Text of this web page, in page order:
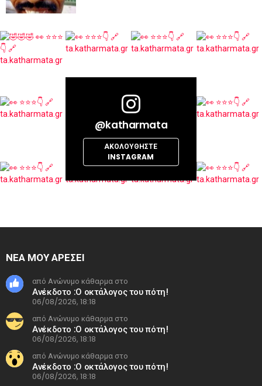
@katharmata
ΑΚΟΛΟΥΘΉΣΤΕ
INSTAGRAM
ΝΕΑ ΜΟΥ ΑΡΕΣΕΙ
από Ανώνυμο κάθαρμα στο
Ανέκδοτο :Ο οκτάλογος του πότη!
06/08/2026, 18:18
από Ανώνυμο κάθαρμα στο
Ανέκδοτο :Ο οκτάλογος του πότη!
06/08/2026, 18:18
από Ανώνυμο κάθαρμα στο
Ανέκδοτο :Ο οκτάλογος του πότη!
06/08/2026, 18:18